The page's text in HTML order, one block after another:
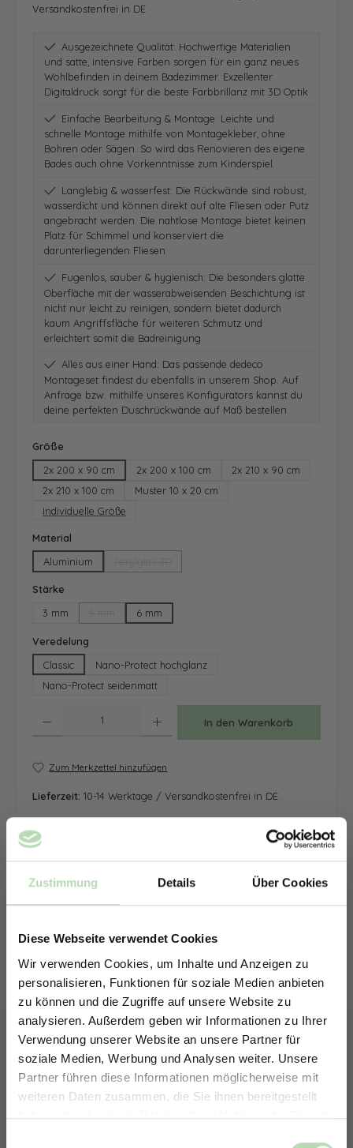
Zustimmung Details Über Cookies
Diese Webseite verwendet Cookies
Wir verwenden Cookies, um Inhalte und Anzeigen zu
personalisieren, Funktionen für soziale Medien anbieten
zu können und die Zugriffe auf unsere Website zu
analysieren. Außerdem geben wir Informationen zu Ihrer
Verwendung unserer Website an unsere Partner für
soziale Medien, Werbung und Analysen weiter. Unsere
Partner führen diese Informationen möglicherweise mit
weiteren Daten zusammen, die Sie ihnen bereitgestellt
haben oder die sie im Rahmen Ihrer Nutzung der Dienste
Versandkostenfrei in DE
Ausgezeichnete Qualität: Hochwertige Materialien
und satte, intensive Farben sorgen für ein ganz neues
Wohlbefinden in deinem Badezimmer. Exzellenter
Digitaldruck sorgt für die beste Farbbrillanz mit 3D Optik
Einfache Bearbeitung & Montage: Leichte und
schnelle Montage mithilfe von Montagekleber, ohne
Bohren oder Sägen. So wird das Renovieren des eigene
Bades auch ohne Vorkenntnisse zum Kinderspiel.
Langlebig & wasserfest: Die Rückwände sind robust,
wasserdicht und können direkt auf alte Fliesen oder Putz
angebracht werden. Die nahtlose Montage bietet keinen
Platz für Schimmel und konserviert die
darunterliegenden Fliesen
Fugenlos, sauber & hygienisch: Die besonders glatte
Oberfläche mit der wasserabweisenden Beschichtung ist
nicht nur leicht zu reinigen, sondern bietet dadurch
kaum Angriffsfläche für weiteren Schmutz und
erleichtert somit die Badreinigung
Alles aus einer Hand: Das passende dedeco
Montageset findest du ebenfalls in unserem Shop. Auf
Anfrage bzw. mithilfe unseres Konfigurators kannst du
deine perfekten Duschrückwände auf Maß bestellen
Größe
2x 200 x 90 cm
2x 200 x 100 cm
2x 210 x 90 cm
2x 210 x 100 cm
Muster 10 x 20 cm
Individuelle Größe
Material
Aluminium
Stärke
3 mm
(Diese Option ist zurzeit nicht verfügbar.)
6 mm
Veredelung
Classic
Nano-Protect hochglanz
Nano-Protect seidenmatt
In den Warenkorb
Zum Merkzettel hinzufügen
Lieferzeit: 10-14 Werktage / Versandkostenfrei in DE
ERHALTE 5% RABATT AUF
DEINE RÜCKWÄNDE